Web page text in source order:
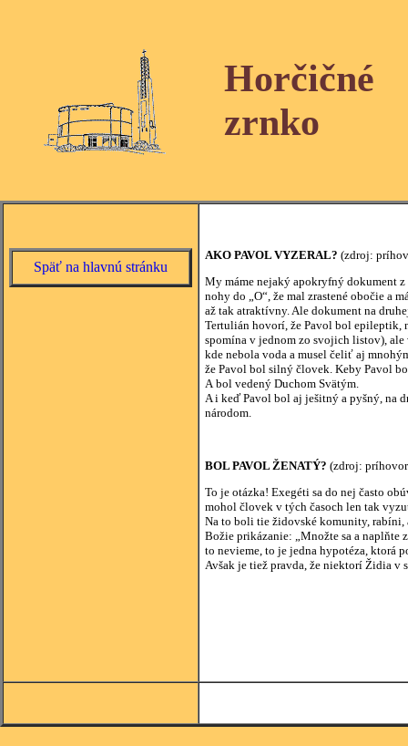
Horčičné
zrnko
Späť na hlavnú stránku
AKO PAVOL VYZERAL? (zdroj:
My máme nejaký apokryfný dokument
nohy do „O“, že mal zrastené obočie a
až tak atraktívny. Ale dokument na
Tertulián hovorí, že Pavol bol epileptik,
spomína v jednom zo svojich listov),
kde nebola voda a musel čeliť aj
že Pavol bol silný človek. Keby Pavol
A bol vedený Duchom Svätým.
A i keď Pavol bol aj ješitný a pyšný, na
národom.
BOL PAVOL ŽENATÝ? (zdroj:
To je otázka! Exegéti sa do nej často
mohol človek v tých časoch len tak
Na to boli tie židovské komunity,
Božie prikázanie: „Množte sa a naplňte
to nevieme, to je jedna hypotéza, ktorá
Avšak je tiež pravda, že niektorí Židia v